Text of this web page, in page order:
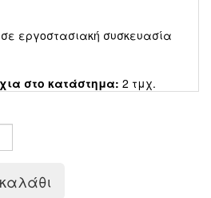
εργοστασιακή συσκευασία
στο κατάστημα: 2 τμχ.